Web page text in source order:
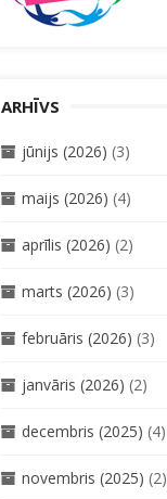
ARHĪVS
jūnijs (2026) (3)
maijs (2026) (4)
aprīlis (2026) (2)
marts (2026) (3)
februāris (2026) (3)
janvāris (2026) (2)
decembris (2025) (4)
novembris (2025) (2)